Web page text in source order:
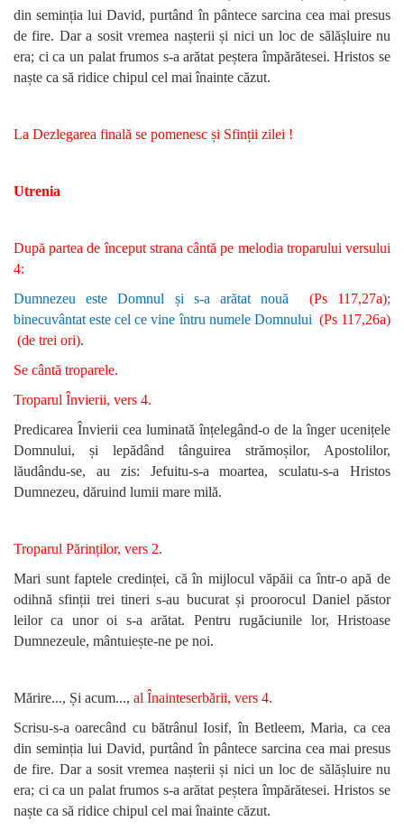
din seminția lui David, purtând în pântece sarcina cea mai presus
de fire. Dar a sosit vremea nașterii și nici un loc de sălășluire nu
era; ci ca un palat frumos s-a arătat peștera împărătesei. Hristos se
naște ca să ridice chipul cel mai înainte căzut.
La Dezlegarea finală se pomenesc și Sfinții zilei !
Utrenia
După partea de început strana cântă pe melodia troparului versului
4:
Dumnezeu este Domnul și s-a arătat nouă
(Ps 117,27a);
binecuvântat este cel ce vine întru numele Domnului (Ps 117,26a)
(de trei ori).
Se cântă troparele.
Troparul Învierii, vers 4.
Predicarea Învierii cea luminată înțelegând-o de la înger ucenițele
Domnului, și lepădând tânguirea strămoșilor, Apostolilor,
lăudându-se, au zis: Jefuitu-s-a moartea, sculatu-s-a Hristos
Dumnezeu, dăruind lumii mare milă.
Troparul Părinților, vers 2.
Mari sunt faptele credinței, că în mijlocul văpăii ca într-o apă de
odihnă sfinții trei tineri s-au bucurat și proorocul Daniel păstor
leilor ca unor oi s-a arătat. Pentru rugăciunile lor, Hristoase
Dumnezeule, mântuiește-ne pe noi.
Mărire..., Și acum..., al Înainteserbării, vers 4.
Scrisu-s-a oarecând cu bătrânul Iosif, în Betleem, Maria, ca cea
din seminția lui David, purtând în pântece sarcina cea mai presus
de fire. Dar a sosit vremea nașterii și nici un loc de sălășluire nu
era; ci ca un palat frumos s-a arătat peștera împărătesei. Hristos se
naște ca să ridice chipul cel mai înainte căzut.